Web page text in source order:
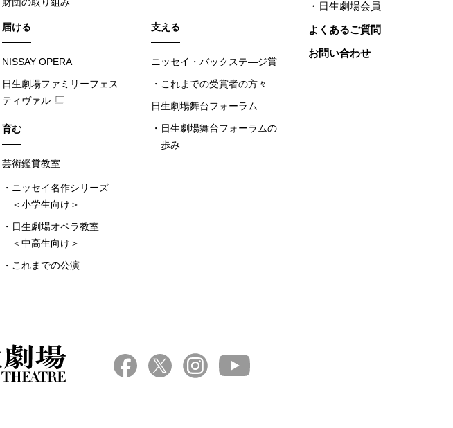
届ける
NISSAY OPERA
日生劇場ファミリーフェス
ティヴァル
育む
芸術鑑賞教室
ニッセイ名作シリーズ
＜小学生向け＞
日生劇場オペラ教室
＜中高生向け＞
これまでの公演
支える
ニッセイ・バックステ―ジ賞
これまでの受賞者の方々
日生劇場舞台フォーラム
日生劇場舞台フォーラムの
歩み
日生劇場会員
よくあるご質問
お問い合わせ